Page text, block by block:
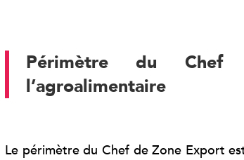
Périmètre du
l’agroalimentaire
Le périmètre du Chef de Zone Export